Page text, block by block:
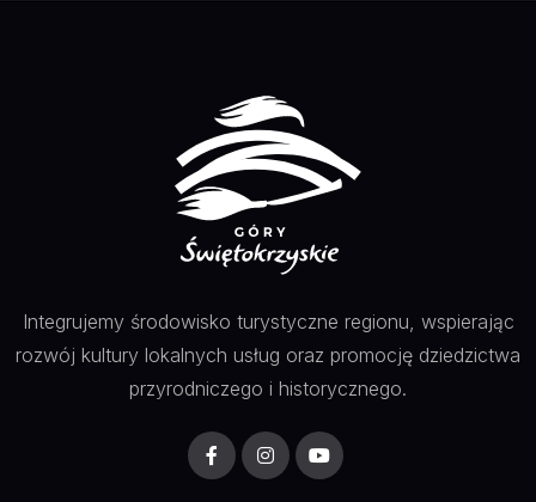
Integrujemy środowisko turystyczne regionu, wspierając
rozwój kultury lokalnych usług oraz promocję dziedzictwa
przyrodniczego i historycznego.